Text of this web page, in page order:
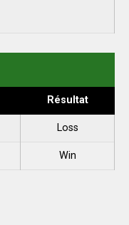
Résultat
Loss
Win